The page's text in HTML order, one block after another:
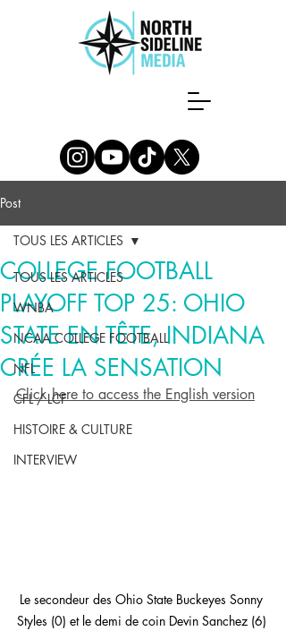
Post
TOUS LES ARTICLES
WNBA
NCAA COLLEGE FOOTBALL
NFL
CFL / LCF
HISTOIRE & CULTURE
INTERVIEW
TOUS LES ARTICLES
COLLEGE FOOTBALL
PLAYOFF TOP 25: OHIO
STATE EN TÊTE, INDIANA
CRÉE LA SENSATION
Click here to access the English version
Le secondeur des Ohio State Buckeyes Sonny
Styles (0) et le demi de coin Devin Sanchez (6)